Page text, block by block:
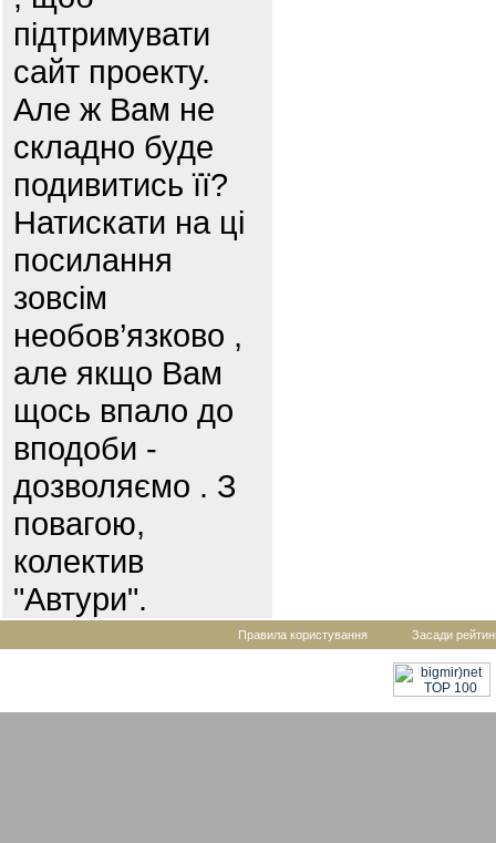
підтримувати
сайт проекту.
Але ж Вам не
складно буде
подивитись її?
Натискати на ці
посилання
зовсім
необов’язково ,
але якщо Вам
щось впало до
вподоби -
дозволяємо . З
повагою,
колектив
"Автури".
Правила користування Засади